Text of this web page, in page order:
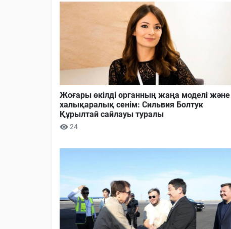
Жоғары өкілді органның жаңа моделі және
халықаралық сенім: Сильвия Болтук
Құрылтай сайлауы туралы
24